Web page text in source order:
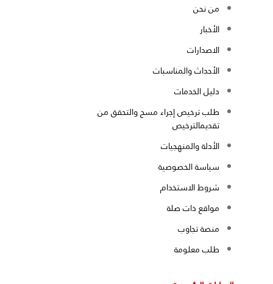
من نحن
الأخبار
الاصدارات
الأحداث والمناسبات
دليل الخدمات
طلب ترخيص إجراء مسح والتحقق من
تقديمالترخيص
الأدلة والمنهجيات
سياسة الخصوصية
شروط الاستخدام
مواقع ذات صلة
منصة تجاوب
طلب معلومة